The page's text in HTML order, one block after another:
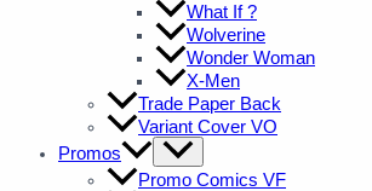
What If ?
Wolverine
Wonder Woman
X-Men
Trade Paper Back
Variant Cover VO
Promos
Promo Comics VF